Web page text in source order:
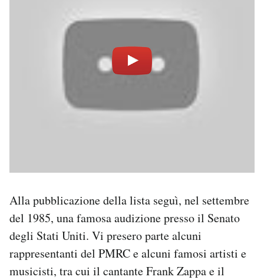
Alla pubblicazione della lista seguì, nel settembre
del 1985, una famosa audizione presso il Senato
degli Stati Uniti. Vi presero parte alcuni
rappresentanti del PMRC e alcuni famosi artisti e
musicisti, tra cui il cantante Frank Zappa e il